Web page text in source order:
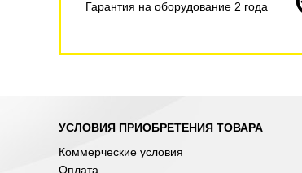
Гарантия на оборудование 2 года
УСЛОВИЯ ПРИОБРЕТЕНИЯ ТОВАРА
Коммерческие условия
Оплата